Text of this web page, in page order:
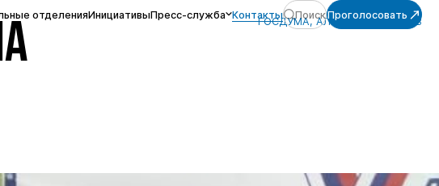
отделенияИнициативыПресс-служба Контакты ПоискПроголосовать
ГОСДУМА, АЛЕКСЕЙ ЖУРАВЛЁВ